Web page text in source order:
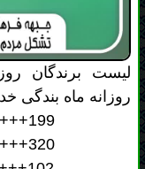
با برندگان این
ارتش جمهوری